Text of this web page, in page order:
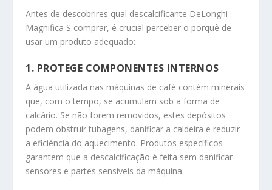
Antes de descobrires qual descalcificante DeLonghi
Magnifica S comprar, é crucial perceber o porquê de
usar um produto adequado:
1. PROTEGE COMPONENTES INTERNOS
A água utilizada nas máquinas de café contém minerais
que, com o tempo, se acumulam sob a forma de
calcário. Se não forem removidos, estes depósitos
podem obstruir tubagens, danificar a caldeira e reduzir
a eficiência do aquecimento. Produtos específicos
garantem que a descalcificação é feita sem danificar
sensores e partes sensíveis da máquina.